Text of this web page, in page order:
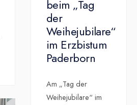
beim „Tag
der
Weihejubilare“
im Erzbistum
Paderborn
Am „Tag der
Weihejubilare“ im